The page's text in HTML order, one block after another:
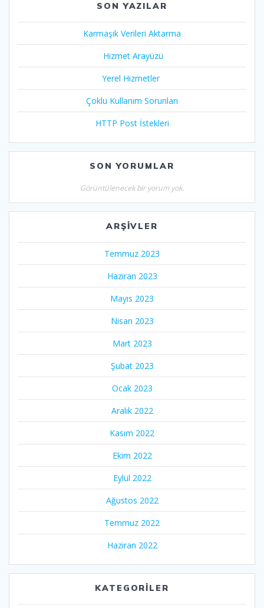
SON YAZILAR
Karmaşık Verileri Aktarma
Hizmet Arayüzü
Yerel Hizmetler
Çoklu Kullanım Sorunları
HTTP Post İstekleri
SON YORUMLAR
Görüntülenecek bir yorum yok.
ARŞIVLER
Temmuz 2023
Haziran 2023
Mayıs 2023
Nisan 2023
Mart 2023
Şubat 2023
Ocak 2023
Aralık 2022
Kasım 2022
Ekim 2022
Eylül 2022
Ağustos 2022
Temmuz 2022
Haziran 2022
KATEGORILER